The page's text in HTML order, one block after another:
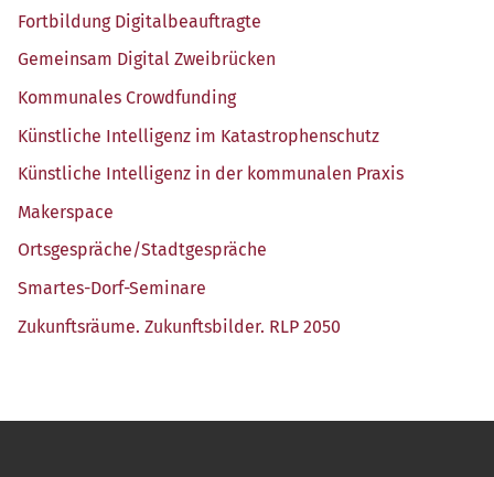
Fort­bil­dung Digitalbeauftragte
Gemein­sam Digi­tal Zweibrücken
Kom­mu­na­les Crowdfunding
Künst­li­che Intel­li­genz im Katastrophenschutz
Künst­li­che Intel­li­genz in der kom­mu­na­len Praxis
Maker­space
Ortsgespräche/​Stadtgespräche
Smar­tes-Dorf-Semi­na­re
Zukunfts­räu­me. Zukunfts­bil­der. RLP 2050